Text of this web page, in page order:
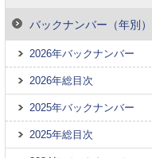
バックナンバー（年別）
2026年バックナンバー
2026年総目次
2025年バックナンバー
2025年総目次